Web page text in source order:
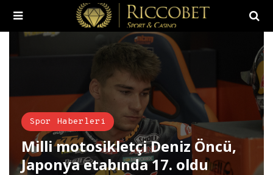
Spor Haberleri
Milli motosikletçi Deniz Öncü,
Japonya etabında 17. oldu